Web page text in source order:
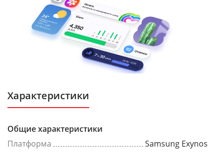
Характеристики
Общие характеристики
Платформа
Samsung Exynos